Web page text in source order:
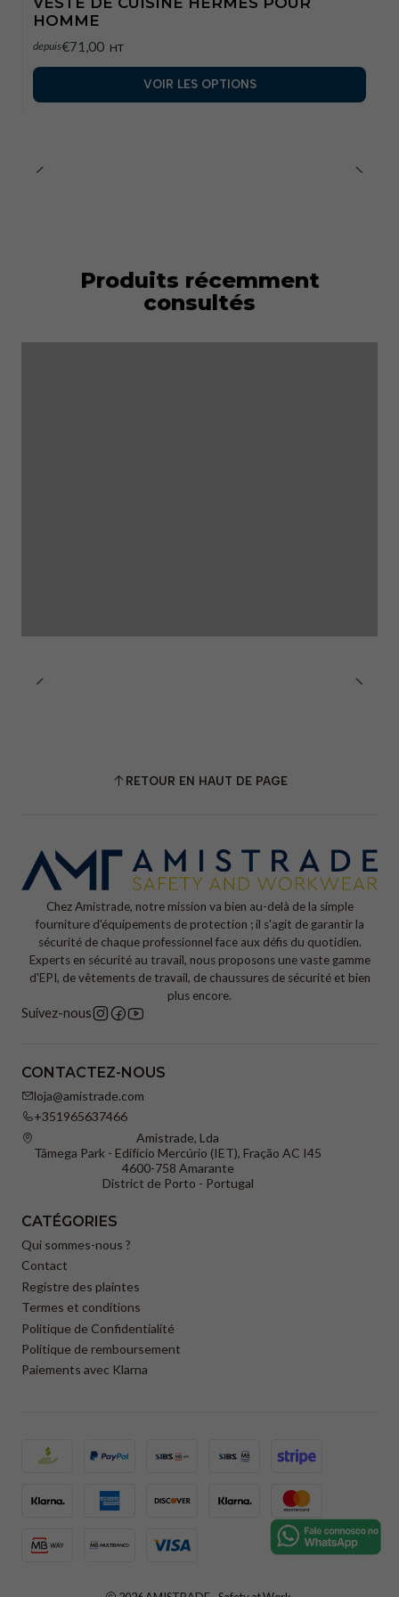
HOMME
depuis€71,00 HT
VOIR LES OPTIONS
Produits récemment
consultés
RETOUR EN HAUT DE PAGE
Chez Amistrade, notre mission va bien au-delà de la simple
fourniture d'équipements de protection ; il s'agit de garantir la
sécurité de chaque professionnel face aux défis du quotidien.
Experts en sécurité au travail, nous proposons une vaste gamme
d'EPI, de vêtements de travail, de chaussures de sécurité et bien
plus encore.
Suivez-nous
CONTACTEZ-NOUS
loja@amistrade.com
+351965637466
Amistrade, Lda
Tâmega Park - Edifício Mercúrio (IET), Fração AC I45
4600-758 Amarante
District de Porto - Portugal
CATÉGORIES
Qui sommes-nous ?
Contact
Registre des plaintes
Termes et conditions
Politique de Confidentialité
Politique de remboursement
Paiements avec Klarna